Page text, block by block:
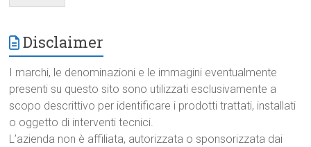
Disclaimer
I marchi, le denominazioni e le immagini eventualmente
presenti su questo sito sono utilizzati esclusivamente a
scopo descrittivo per identificare i prodotti trattati, installati
o oggetto di interventi tecnici.
L’azienda non è affiliata, autorizzata o sponsorizzata dai